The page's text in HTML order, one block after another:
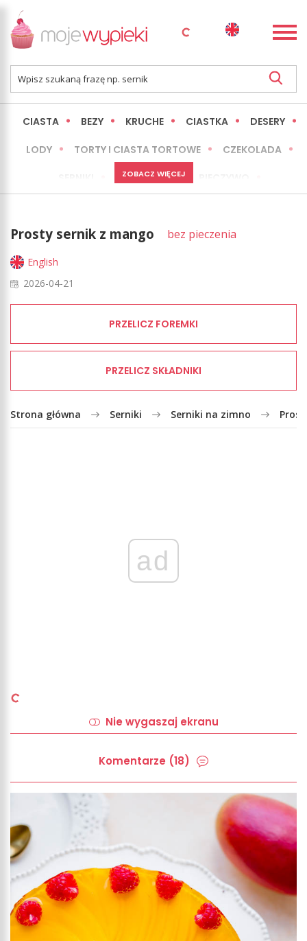
CIASTA BEZY KRUCHE CIASTKA DESERY
LODY TORTY I CIASTA TORTOWE CZEKOLADA
MINI WYPIEKI
LŻEJSZE / ZDROWSZE INNE
ZOBACZ WIĘCEJ
Prosty sernik z mango bez pieczenia
English
2026-04-21
PRZELICZ FOREMKI
PRZELICZ SKŁADNIKI
Strona główna Serniki Serniki na zimno
ad
Nie wygaszaj ekranu
Komentarze (18)